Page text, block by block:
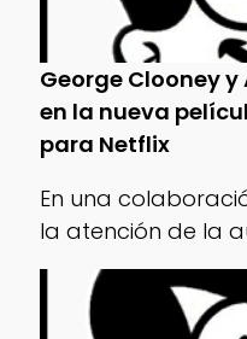
George Clooney
en la nueva
para Netflix
En una
la atención de la